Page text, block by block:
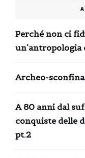
Perché non ci
un’antropologia
Archeo-
A 80 anni dal
conquiste delle
pt.2